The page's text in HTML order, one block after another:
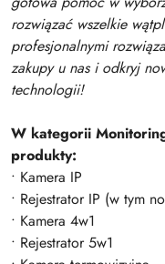
rozwiązać wszelkie
profesjonalnymi
zakupy u nas i odkryj
technologii!
W kategorii
produkty:
• Kamera IP
• Rejestrator IP (w tym
• Kamera 4w1
• Rejestrator 5w1